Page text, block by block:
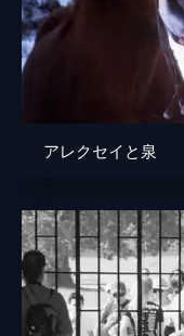
アレクセイと泉